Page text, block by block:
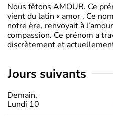
Nous fêtons AMOUR. Ce
vient du latin « amor . Ce
notre ère, renvoyait à
compassion. Ce prénom a
discrètement et
jours suivants
Demain,
Lundi 10